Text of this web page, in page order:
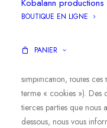
Kobalann productions
BOUTIQUE EN LIGNE
PANIER
1. Introduction
Notre site web,
simplification, toutes
terme « cookies »). Des
tierces parties que nous
dessous, nous vous